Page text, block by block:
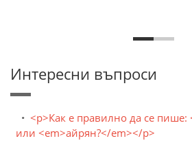
Интересни въпроси
<p>Как е правилно да се пише:
или <em>айрян?</em></p>